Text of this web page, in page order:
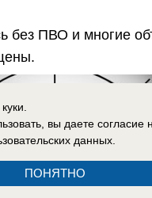
без ПВО и многие
вы даете согласие
данных.
ПОНЯТНО